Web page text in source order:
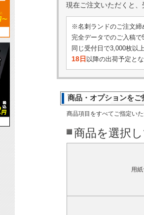
現在ご注文いただくと
※名刺ランドのご注文締
完全データでのご入稿
同じ受付日で3,000枚以
18日 以降の出荷予定とな
商品・オプションをご
商品項目をすべてご指定い
商品を選択
用